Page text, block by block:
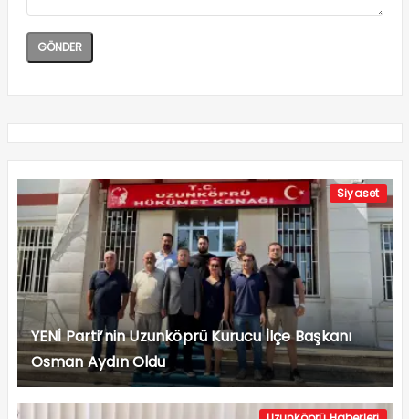
Siyaset
YENİ Parti’nin Uzunköprü Kurucu İlçe Başkanı
Osman Aydın Oldu